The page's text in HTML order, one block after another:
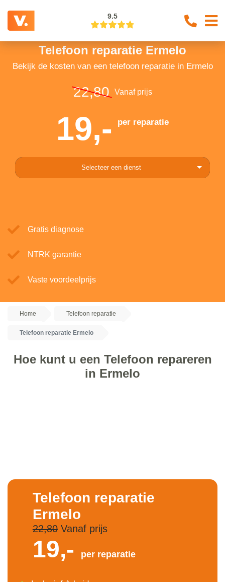
9.5
Telefoon reparatie Ermelo
Bekijk de kosten van een telefoon reparatie in Ermelo
22,80 Vanaf prijs
19,- per reparatie
Selecteer een dienst
Gratis diagnose
NTRK garantie
Vaste voordeelprijs
Home Telefoon reparatie
Telefoon reparatie Ermelo
Hoe kunt u een Telefoon repareren
in Ermelo
Telefoon reparatie
Ermelo
22,80Vanaf prijs
19,- per reparatie